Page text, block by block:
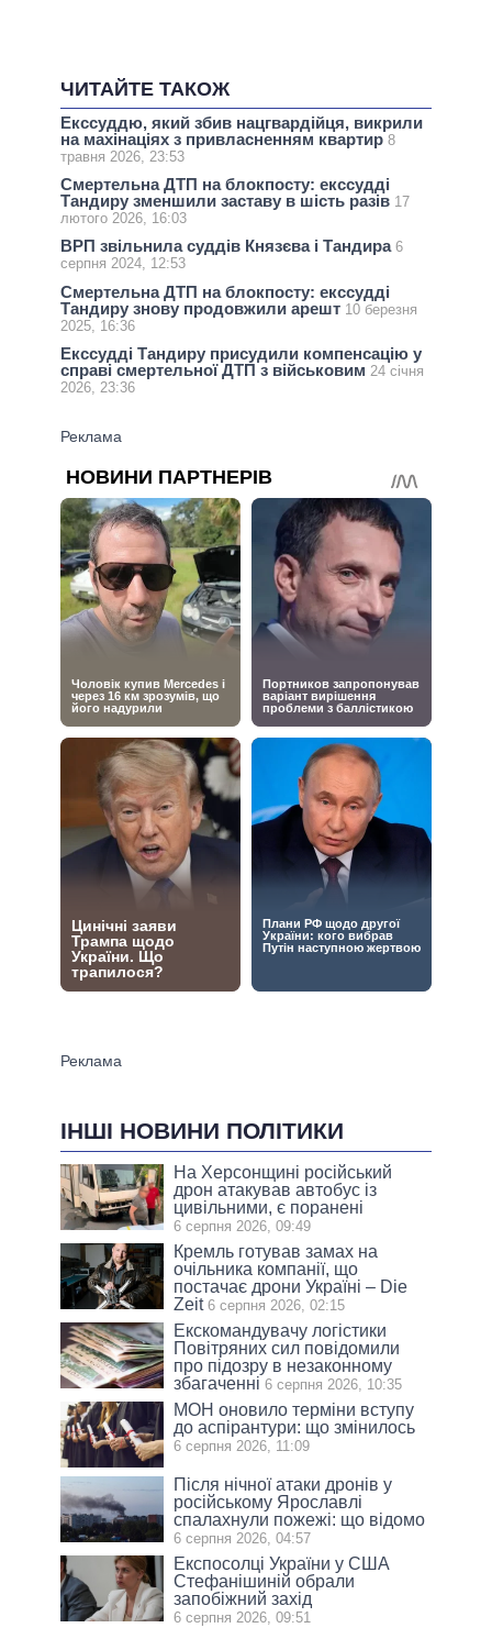
ЧИТАЙТЕ ТАКОЖ
Екссуддю, який збив нацгвардійця, викрили
на махінаціях з привласненням квартир 8
травня 2026, 23:53
Смертельна ДТП на блокпосту: екссудді
Тандиру зменшили заставу в шість разів 17
лютого 2026, 16:03
ВРП звільнила суддів Князєва і Тандира 6
серпня 2024, 12:53
Смертельна ДТП на блокпосту: екссудді
Тандиру знову продовжили арешт 10 березня
2025, 16:36
Екссудді Тандиру присудили компенсацію у
справі смертельної ДТП з військовим 24 січня
2026, 23:36
ІНШІ НОВИНИ ПОЛІТИКИ
На Херсонщині російський
дрон атакував автобус із
цивільними, є поранені
6 серпня 2026, 09:49
Кремль готував замах на
очільника компанії, що
постачає дрони Україні – Die
Zeit 6 серпня 2026, 02:15
Екскомандувачу логістики
Повітряних сил повідомили
про підозру в незаконному
збагаченні 6 серпня 2026, 10:35
МОН оновило терміни вступу
до аспірантури: що змінилось
6 серпня 2026, 11:09
Після нічної атаки дронів у
російському Ярославлі
спалахнули пожежі: що відомо
6 серпня 2026, 04:57
Експосолці України у США
Стефанішиній обрали
запобіжний захід
6 серпня 2026, 09:51